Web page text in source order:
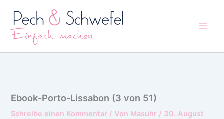
Inhalt
springen
Ebook-Porto-Lissabon (3 von 51)
Schreibe einen Kommentar / Von Masuhr / 30. August